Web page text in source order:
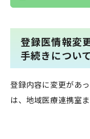
登録医情報変
手続きについて
登録内容に変更があ
は、地域医療連携室